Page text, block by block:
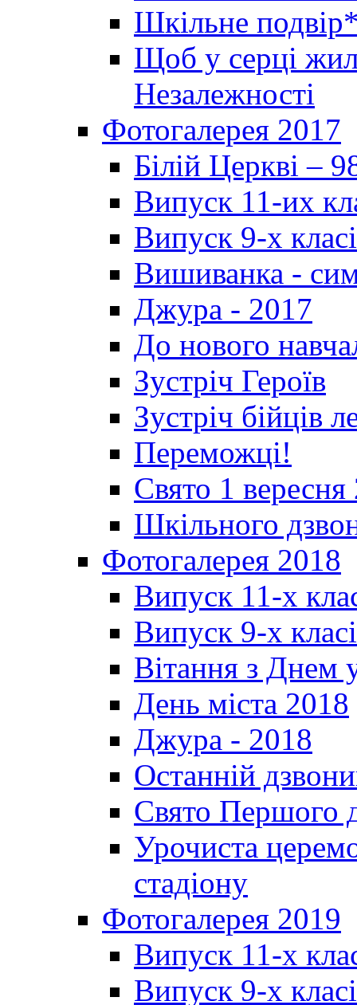
Шкільне
Щоб у серці
Незалежності
Фотогалерея 2017
Білій Церкві –
Випуск 11-их
Випуск 9-х
Вишиванка -
Джура - 2017
До нового
Зустріч Героїв
Зустріч бійців
Переможці!
Свято 1 вересня
Шкільного
Фотогалерея 2018
Випуск 11-х
Випуск 9-х
Вітання з Днем
День міста 2018
Джура - 2018
Останній
Свято Першого
Урочиста
стадіону
Фотогалерея 2019
Випуск 11-х
Випуск 9-х